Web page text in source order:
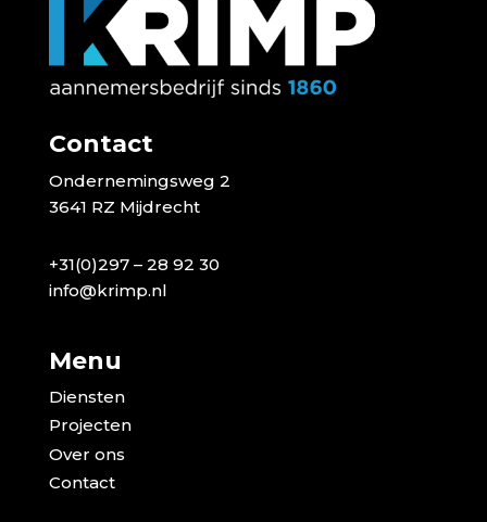
Contact
Ondernemingsweg 2
3641 RZ Mijdrecht
+31(0)297 – 28 92 30
info@krimp.nl
Menu
Diensten
Projecten
Over ons
Contact